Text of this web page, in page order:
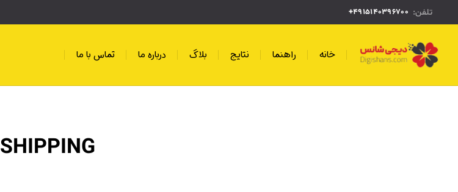
تلفن: 4915140396700+
خانه راهنما نتایج بلاگ درباره ما تماس با ما
SHIPPING